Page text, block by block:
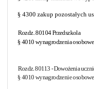
§ 4300 zakup pozostałych
Rozdz. 80104 Przedszkola
§ 4010 wynagrodzenia
Rozdz. 80113 - Dowożenia
§ 4010 wynagrodzenie